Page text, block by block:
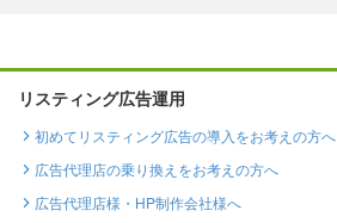
リスティング広告運用
初めてリスティング広告の導入をお考えの方へ
広告代理店の乗り換えをお考えの方へ
広告代理店様・HP制作会社様へ